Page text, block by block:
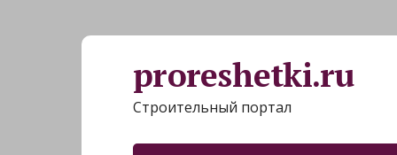
proreshetki.ru
Строительный портал